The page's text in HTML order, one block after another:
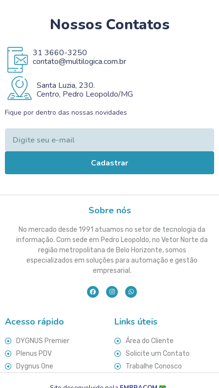
Nossos Contatos
31 3660-3250
contato@multilogica.com.br
Santa Luzia, 230.
Centro, Pedro Leopoldo/MG
Fique por dentro das nossas novidades
Cadastrar
Sobre nós
No mercado desde 1991 atuamos no setor de tecnologia da
informação. Com sede em Pedro Leopoldo, no Vetor Norte da
região metropolitana de Belo Horizonte, somos
especializados em soluções para automação e gestão
empresarial.
Acesso rápido
DYGNUS Premier
Plenus PDV
Dygnus One
Links úteis
Área do Cliente
Solicite um Contato
Trabalhe Conosco